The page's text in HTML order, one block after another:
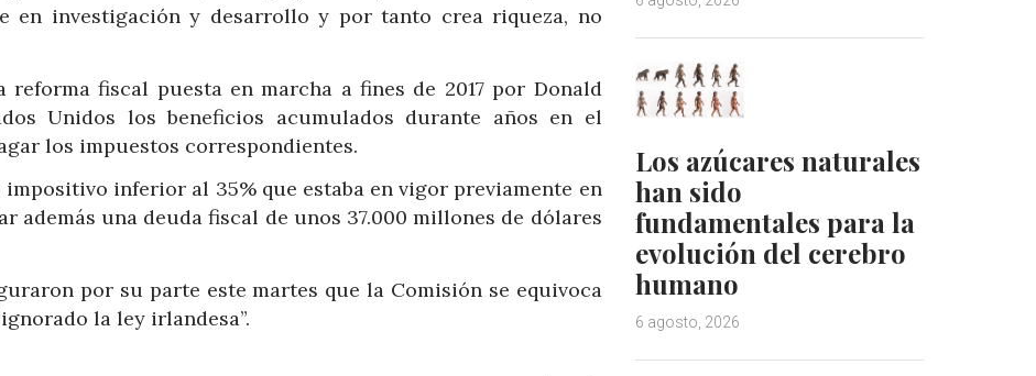
en investigación y desarrollo y por tanto crea riqueza, no
reforma fiscal puesta en marcha a fines de 2017 por Donald
Unidos los beneficios acumulados durante años en el
los impuestos correspondientes.
inferior al 35% que estaba en vigor previamente en
además una deuda fiscal de unos 37.000 millones de dólares
por su parte este martes que la Comisión se equivoca
la ley irlandesa”.
Los azúcares naturales
han sido
fundamentales para la
evolución del cerebro
humano
6 agosto, 2026